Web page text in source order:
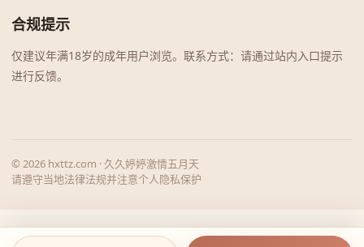
合规提示
仅建议年满18岁的成年用户浏览。联系方式：请通过站内入口提示
进行反馈。
© 2026 hxttz.com · 久久婷婷激情五月天
请遵守当地法律法规并注意个人隐私保护